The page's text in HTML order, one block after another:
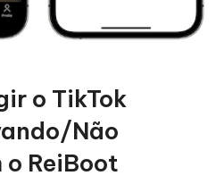
o TikTok
Não
ReiBoot